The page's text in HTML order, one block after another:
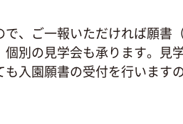
、ご一報いただければ願書
別の見学会も承ります。見
入園願書の受付を行います